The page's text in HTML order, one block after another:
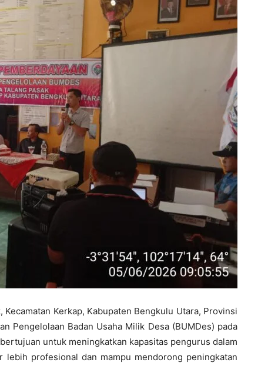
Kecamatan Kerkap, Kabupaten Bengkulu Utara, Provinsi
Pengelolaan Badan Usaha Milik Desa (BUMDes) pada
untuk meningkatkan kapasitas pengurus dalam
lebih profesional dan mampu mendorong peningkatan